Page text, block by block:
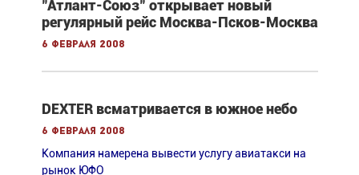
"Атлант-Союз" открывает новый
регулярный рейс Москва-Псков-Москва
6 февраля 2008
DEXTER всматривается в южное небо
6 февраля 2008
Компания намерена вывести услугу авиатакси на
рынок ЮФО